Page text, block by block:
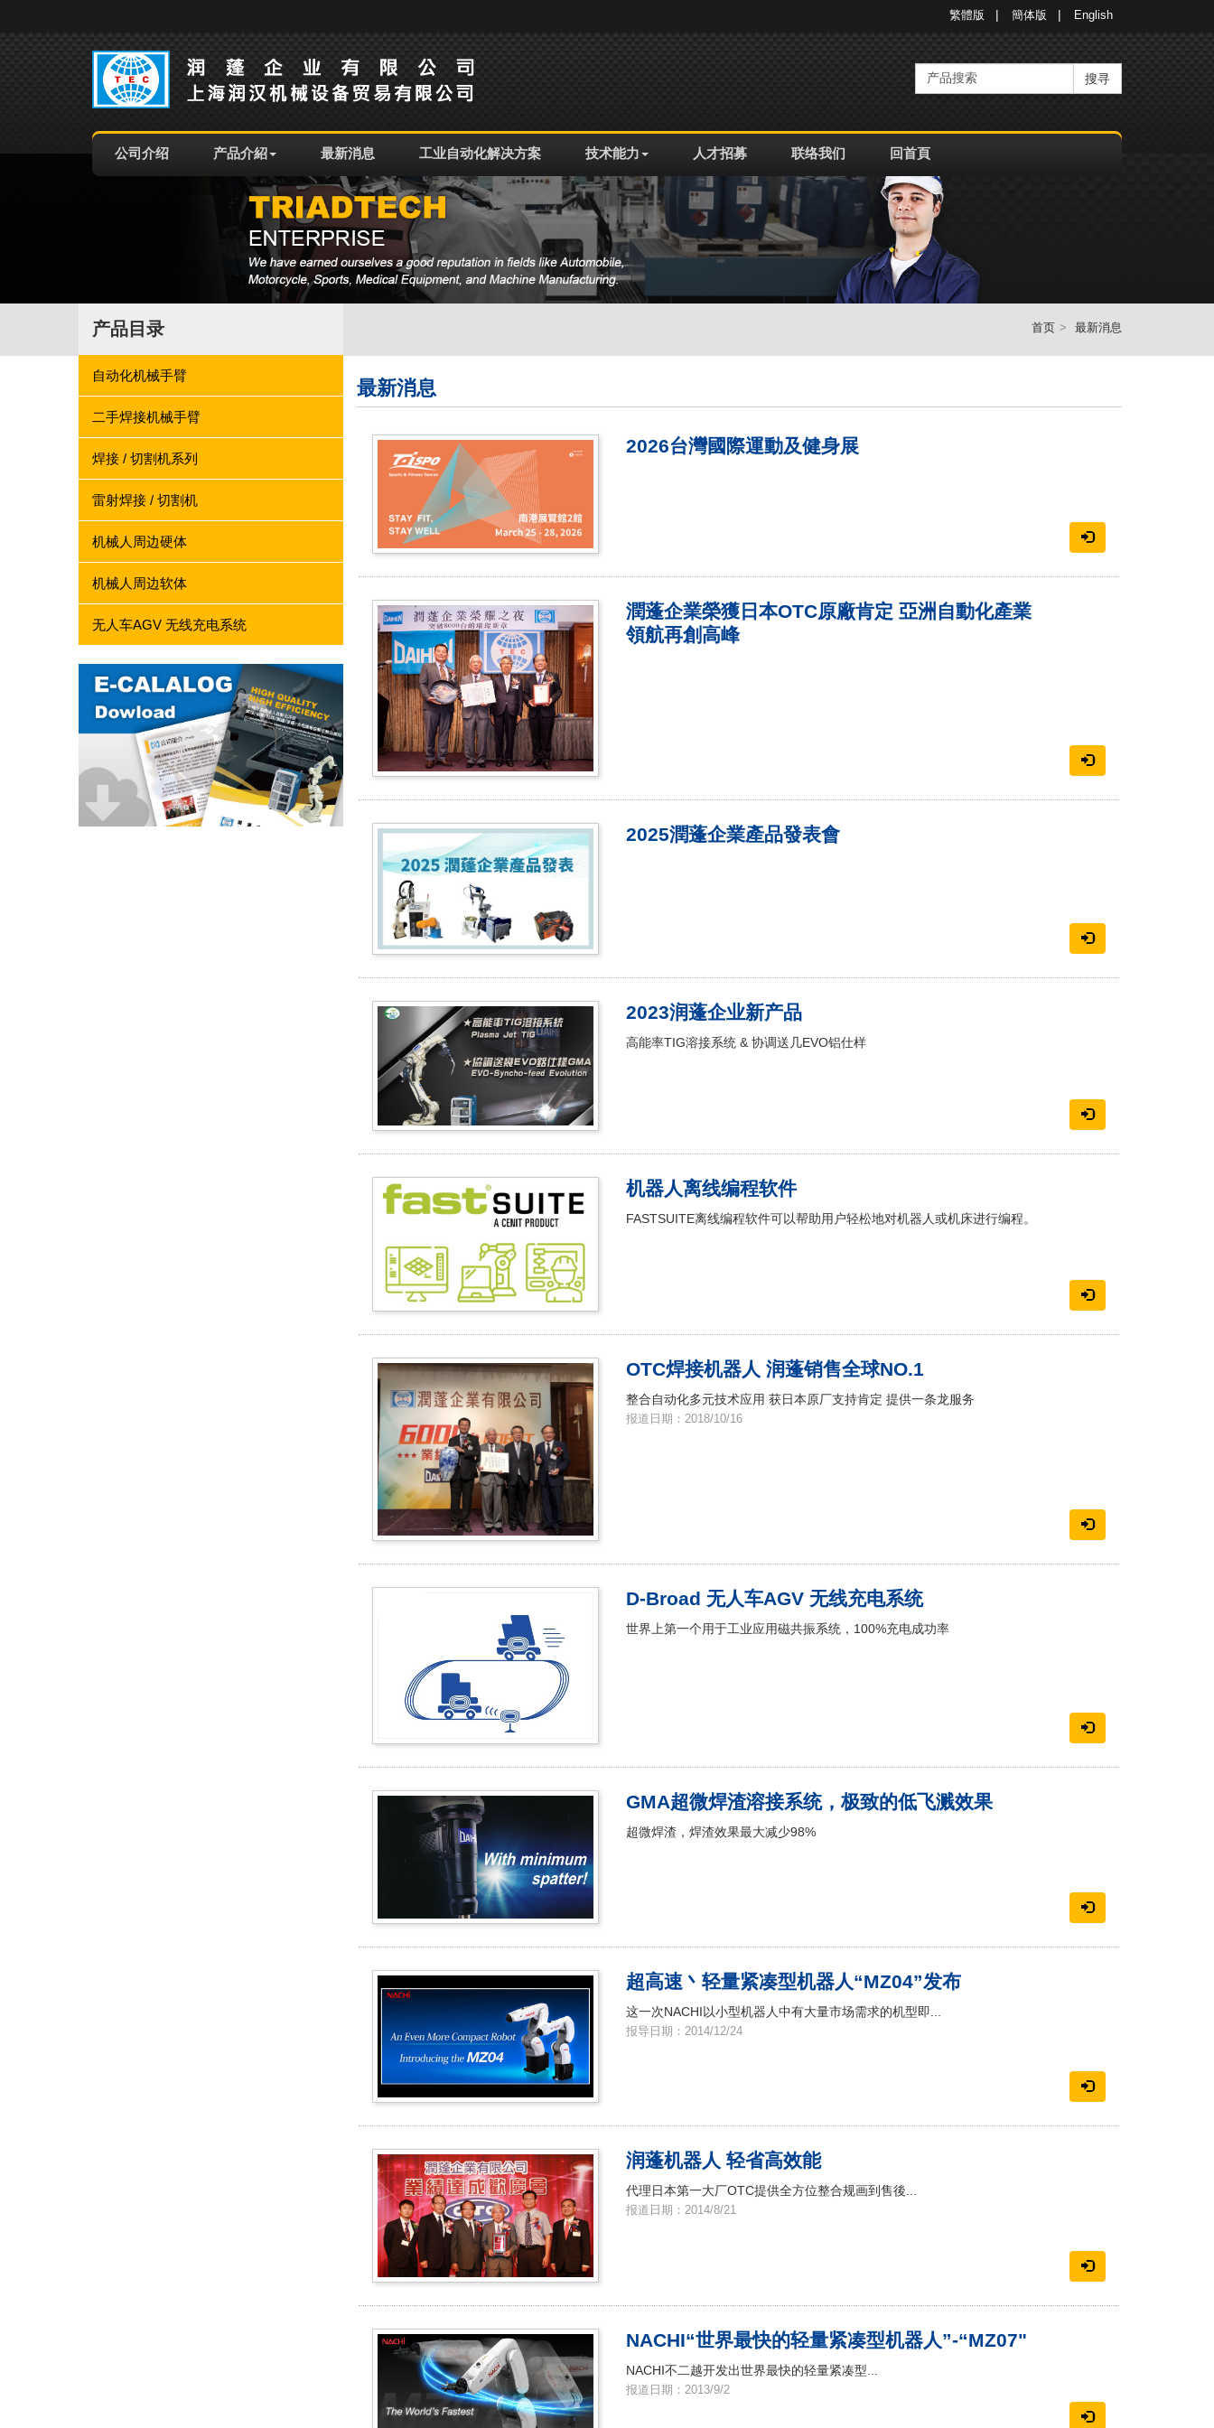
繁體版 簡体版 English
搜寻
公司介绍 产品介紹 最新消息 工业自动化解决方案 技术能力 人才招募 联络我们 回首頁
产品目录
自动化机械手臂
二手焊接机械手臂
焊接 / 切割机系列
雷射焊接 / 切割机
机械人周边硬体
机械人周边软体
无人车AGV 无线充电系统
首页 最新消息
最新消息
2026台灣國際運動及健身展
潤蓬企業榮獲日本OTC原廠肯定 亞洲自動化產業
領航再創高峰
2025潤蓬企業產品發表會
2023润蓬企业新产品
高能率TIG溶接系统 & 协调送几EVO铝仕样
机器人离线编程软件
FASTSUITE离线编程软件可以帮助用户轻松地对机器人或机床进行编程。
OTC焊接机器人 润蓬销售全球NO.1
整合自动化多元技术应用 获日本原厂支持肯定 提供一条龙服务
报道日期：2018/10/16
D-Broad 无人车AGV 无线充电系统
世界上第一个用于工业应用磁共振系统，100%充电成功率
GMA超微焊渣溶接系统，极致的低飞溅效果
超微焊渣，焊渣效果最大减少98%
超高速丶轻量紧凑型机器人“MZ04”发布
这一次NACHI以小型机器人中有大量市场需求的机型即...
报导日期：2014/12/24
润蓬机器人 轻省高效能
代理日本第一大厂OTC提供全方位整合规画到售後...
报道日期：2014/8/21
NACHI“世界最快的轻量紧凑型机器人”-“MZ07"
NACHI不二越开发出世界最快的轻量紧凑型...
报道日期：2013/9/2